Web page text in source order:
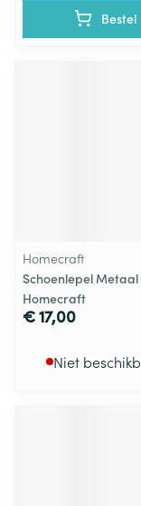
Bestel
Homecraft
Schoenlepel Metaal
Homecraft
€ 17,00
Niet